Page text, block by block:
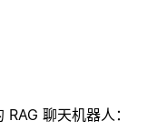
聊天机器人：